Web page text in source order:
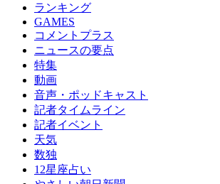
ランキング
GAMES
コメントプラス
ニュースの要点
特集
動画
音声・ポッドキャスト
記者タイムライン
記者イベント
天気
数独
12星座占い